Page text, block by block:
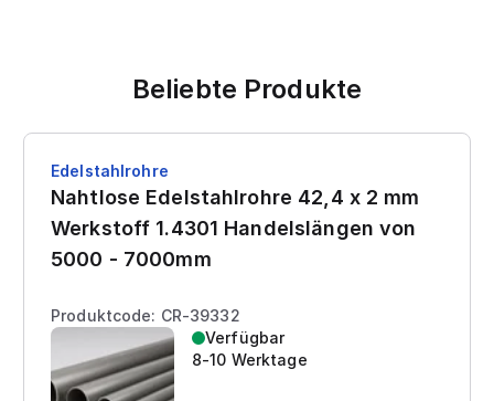
Beliebte Produkte
Edelstahlrohre
Nahtlose Edelstahlrohre 42,4 x 2 mm
Werkstoff 1.4301 Handelslängen von
5000 - 7000mm
Produktcode: CR-39332
Verfügbar
8-10 Werktage